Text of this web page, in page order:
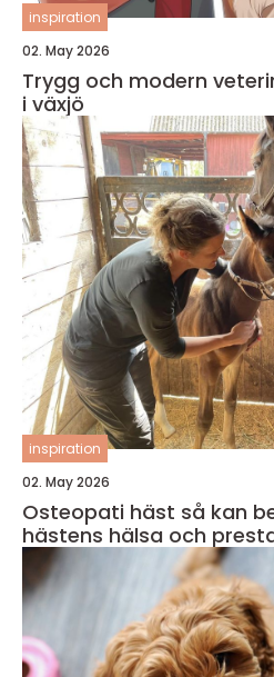
inspiration
02. May 2026
Trygg och modern
i växjö
inspiration
02. May 2026
Osteopati häst så kan behandling stärka
hästens hälsa och